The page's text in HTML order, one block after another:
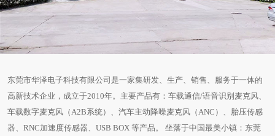
东莞市华泽电子科技有限公司是一家集研发、生产、销售、服务于一体的
高新技术企业，成立于2010年。主要产品有：车载通信/语音识别麦克风、
车载数字麦克风（A2B系统）、汽车主动降噪麦克风（ANC）、胎压传感
器、RNC加速度传感器、USB BOX 等产品。 坐落于中国最美小镇：东莞